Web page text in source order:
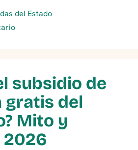
del Estado
subsidio de
gratis del
Mito y
2026